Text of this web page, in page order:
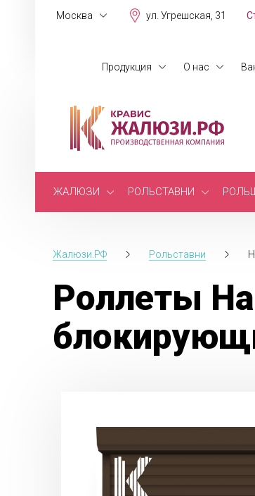
Москва ул. Угрешская, 31
Продукция О нас
ЖАЛЮЗИ РОЛЬСТАВНИ
Жалюзи.РФ Рольставни
Роллеты